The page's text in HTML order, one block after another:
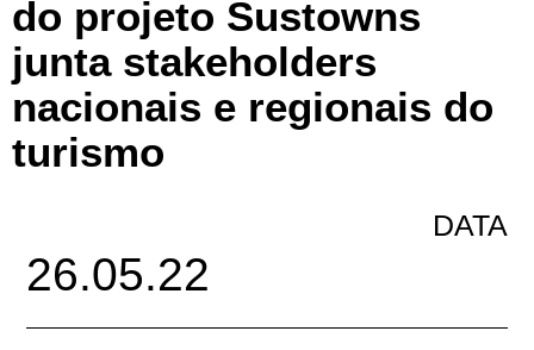
do projeto Sustowns
junta stakeholders
nacionais e regionais do
turismo
DATA
26.05.22